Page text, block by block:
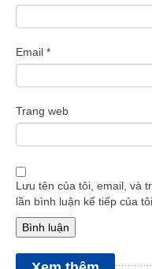
Email *
Trang web
Lưu tên của tôi, email, và
lần bình luận kế tiếp của tôi.